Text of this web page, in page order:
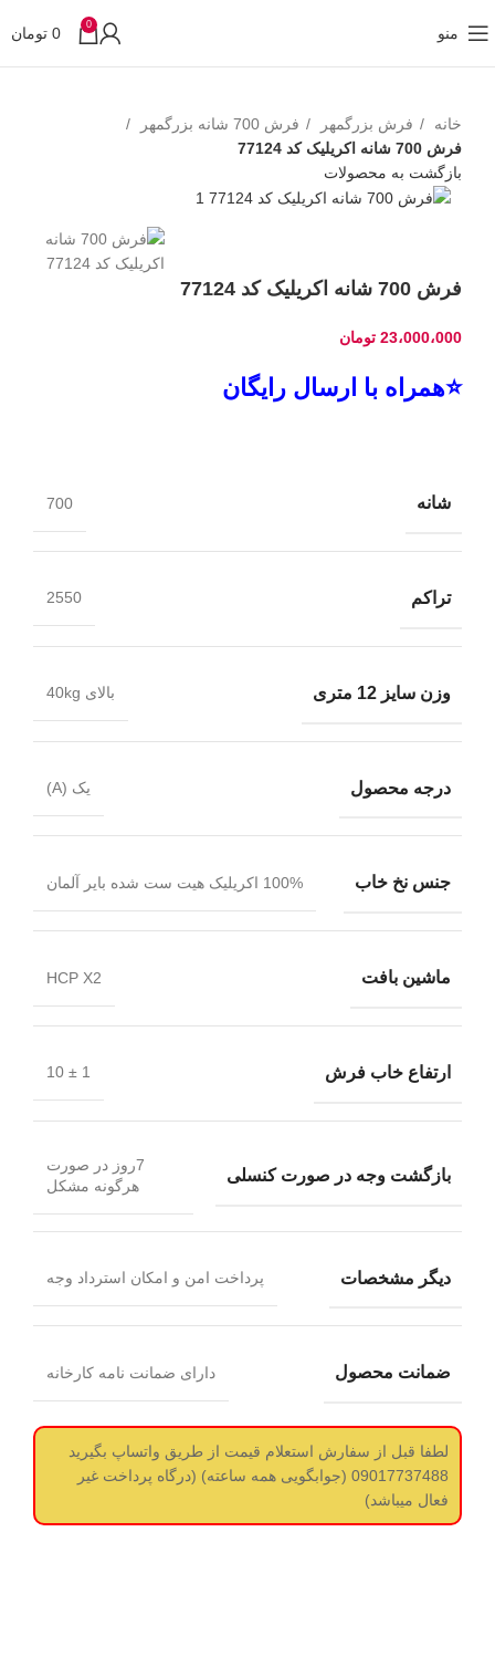
منو 0
0 تومان
خانه فرش بزرگمهر
فرش 700 شانه بزرگمهر
فرش 700 شانه اکریلیک کد 77124
بازگشت به محصولات
فرش 700 شانه اکریلیک کد 77124
23،000،000 تومان
⭐همراه با ارسال رایگان
شانه 700
تراکم 2550
وزن سایز 12 متری بالای 40kg
درجه محصول یک (A)
جنس نخ خاب 100% اکریلیک هیت ست شده بایر آلمان
ماشین بافت HCP X2
ارتفاع خاب فرش 1 ± 10
بازگشت وجه در صورت کنسلی
7روز در صورت
هرگونه مشکل
دیگر مشخصات پرداخت امن و امکان استرداد وجه
ضمانت محصول دارای ضمانت نامه کارخانه
لطفا قبل از سفارش استعلام قیمت از طریق واتساپ بگیرید
09017737488 (جوابگویی همه ساعته) (درگاه پرداخت غیر
فعال میباشد)